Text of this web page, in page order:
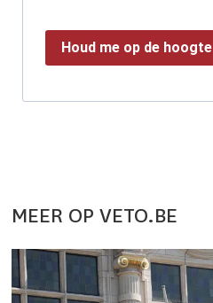
Houd me op de hoogte
MEER OP VETO.BE